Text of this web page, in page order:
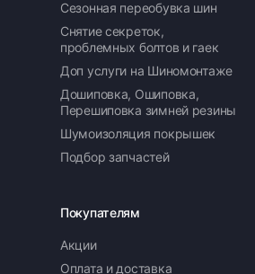
Сезонная переобувка шин
Снятие секреток,
проблемных болтов и гаек
Доп услуги на Шиномонтаже
Дошиповка, Ошиповка,
Перешиповка зимней резины
Шумоизоляция покрышек
Подбор запчастей
Покупателям
Акции
Оплата и доставка